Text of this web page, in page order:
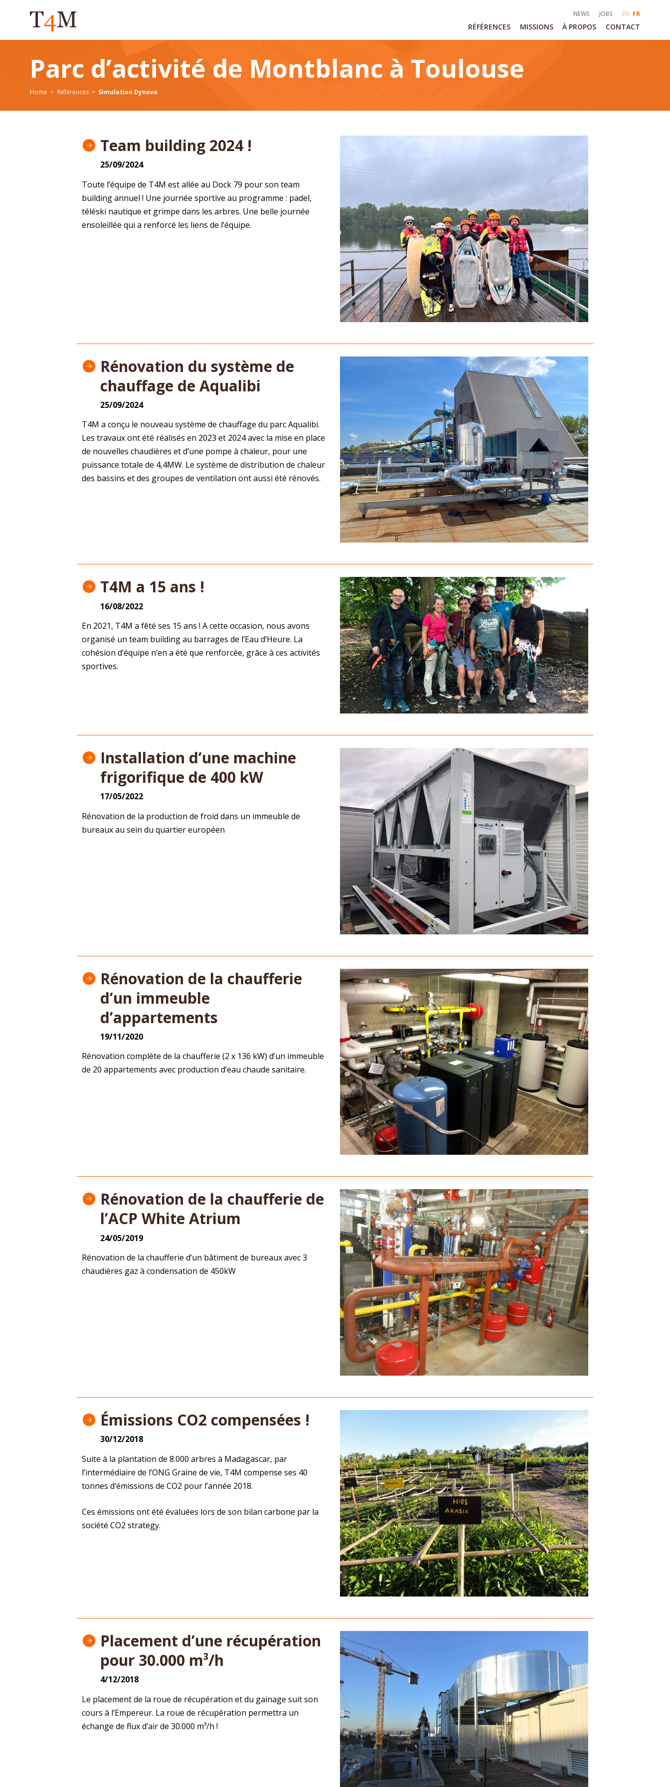
RÉFÉRENCES MISSIONS À PROPOS CONTACT
NEWS JOBS EN FR
Parc d’activité de Montblanc à Toulouse
Home Références Simulation Dynova
Team building 2024 !
25/09/2024
Toute l’équipe de T4M est allée au Dock 79 pour son team
building annuel ! Une journée sportive au programme : padel,
téléski nautique et grimpe dans les arbres. Une belle journée
ensoleillée qui a renforcé les liens de l’équipe.
Rénovation du système de
chauffage de Aqualibi
25/09/2024
T4M a conçu le nouveau système de chauffage du parc Aqualibi.
Les travaux ont été réalisés en 2023 et 2024 avec la mise en place
de nouvelles chaudières et d’une pompe à chaleur, pour une
puissance totale de 4,4MW. Le système de distribution de chaleur
des bassins et des groupes de ventilation ont aussi été rénovés.
T4M a 15 ans !
16/08/2022
En 2021, T4M a fêté ses 15 ans ! A cette occasion, nous avons
organisé un team building au barrages de l’Eau d’Heure. La
cohésion d’équipe n’en a été que renforcée, grâce à ces activités
sportives.
Installation d’une machine
frigorifique de 400 kW
17/05/2022
Rénovation de la production de froid dans un immeuble de
bureaux au sein du quartier européen
Rénovation de la chaufferie
d’un immeuble
d’appartements
19/11/2020
Rénovation complète de la chaufferie (2 x 136 kW) d’un immeuble
de 20 appartements avec production d’eau chaude sanitaire.
Rénovation de la chaufferie de
l’ACP White Atrium
24/05/2019
Rénovation de la chaufferie d’un bâtiment de bureaux avec 3
chaudières gaz à condensation de 450kW
Émissions CO2 compensées !
30/12/2018
Suite à la plantation de 8.000 arbres à Madagascar, par
l’intermédiaire de l’ONG Graine de vie, T4M compense ses 40
tonnes d’émissions de CO2 pour l’année 2018.
Ces émissions ont été évaluées lors de son bilan carbone par la
société CO2 strategy.
Placement d’une récupération
pour 30.000 m³/h
4/12/2018
Le placement de la roue de récupération et du gainage suit son
cours à l’Empereur. La roue de récupération permettra un
échange de flux d’air de 30.000 m³/h !